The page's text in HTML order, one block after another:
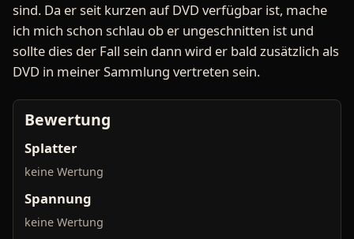
sind. Da er seit kurzen auf DVD verfügbar ist, mache
ich mich schon schlau ob er ungeschnitten ist und
sollte dies der Fall sein dann wird er bald zusätzlich als
DVD in meiner Sammlung vertreten sein.
Bewertung
Splatter
keine Wertung
Spannung
keine Wertung